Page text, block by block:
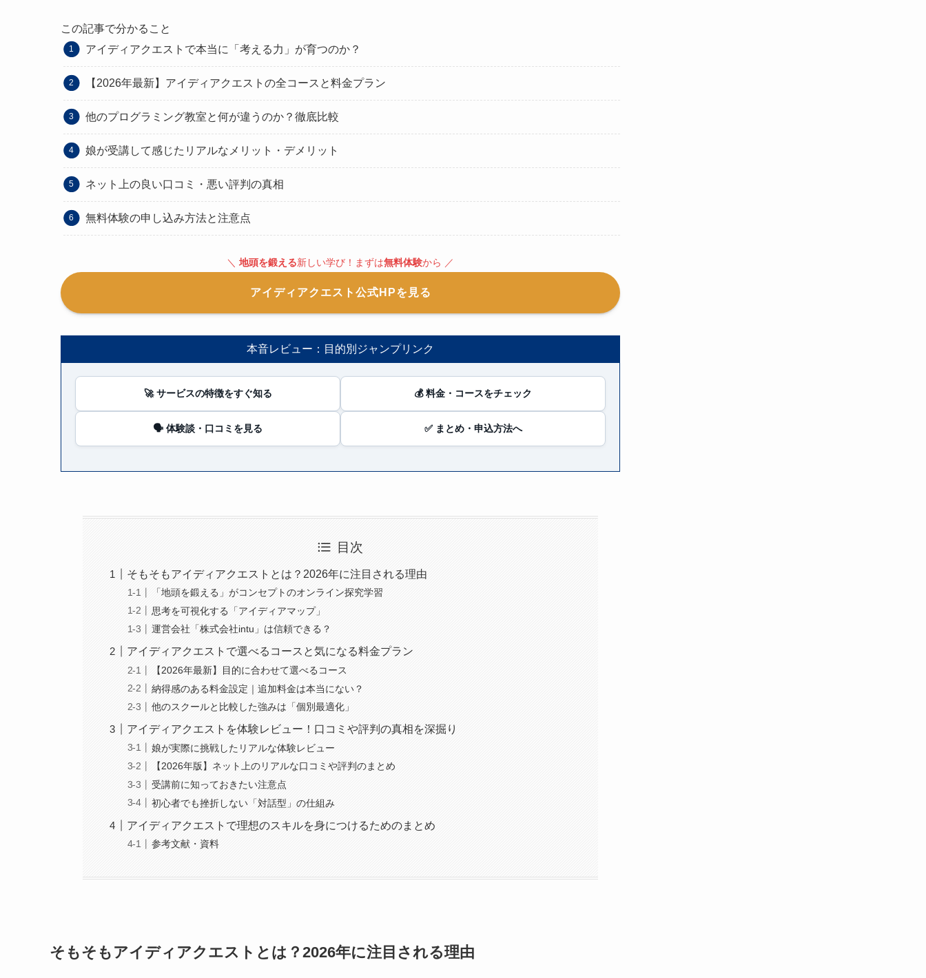
この記事で分かること
アイディアクエストで本当に「考える力」が育つのか？
【2026年最新】アイディアクエストの全コースと料金プラン
他のプログラミング教室と何が違うのか？徹底比較
娘が受講して感じたリアルなメリット・デメリット
ネット上の良い口コミ・悪い評判の真相
無料体験の申し込み方法と注意点
＼ 地頭を鍛える新しい学び！まずは無料体験から ／
アイディアクエスト公式HPを見る
本音レビュー：目的別ジャンプリンク
🚀 サービスの特徴をすぐ知る 💰 料金・コースをチェック
🗣️ 体験談・口コミを見る ✅ まとめ・申込方法へ
目次
そもそもアイディアクエストとは？2026年に注目される理由
「地頭を鍛える」がコンセプトのオンライン探究学習
思考を可視化する「アイディアマップ」
運営会社「株式会社intu」は信頼できる？
アイディアクエストで選べるコースと気になる料金プラン
【2026年最新】目的に合わせて選べるコース
納得感のある料金設定｜追加料金は本当にない？
他のスクールと比較した強みは「個別最適化」
アイディアクエストを体験レビュー！口コミや評判の真相を深掘り
娘が実際に挑戦したリアルな体験レビュー
【2026年版】ネット上のリアルな口コミや評判のまとめ
受講前に知っておきたい注意点
初心者でも挫折しない「対話型」の仕組み
アイディアクエストで理想のスキルを身につけるためのまとめ
参考文献・資料
そもそもアイディアクエストとは？2026年に注目される理由